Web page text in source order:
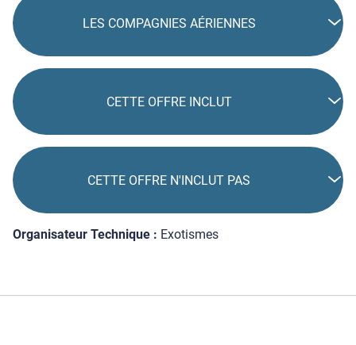
LES COMPAGNIES AÉRIENNES
CETTE OFFRE INCLUT
CETTE OFFRE N'INCLUT PAS
Organisateur Technique : Exotismes